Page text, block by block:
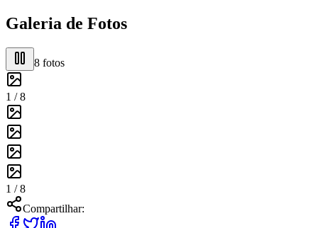
Galeria de Fotos
8 fotos
1 /8
1 /8
Compartilhar: